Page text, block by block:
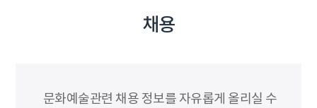
채용
문화예술관련 채용 정보를 자유롭게 올리실 수